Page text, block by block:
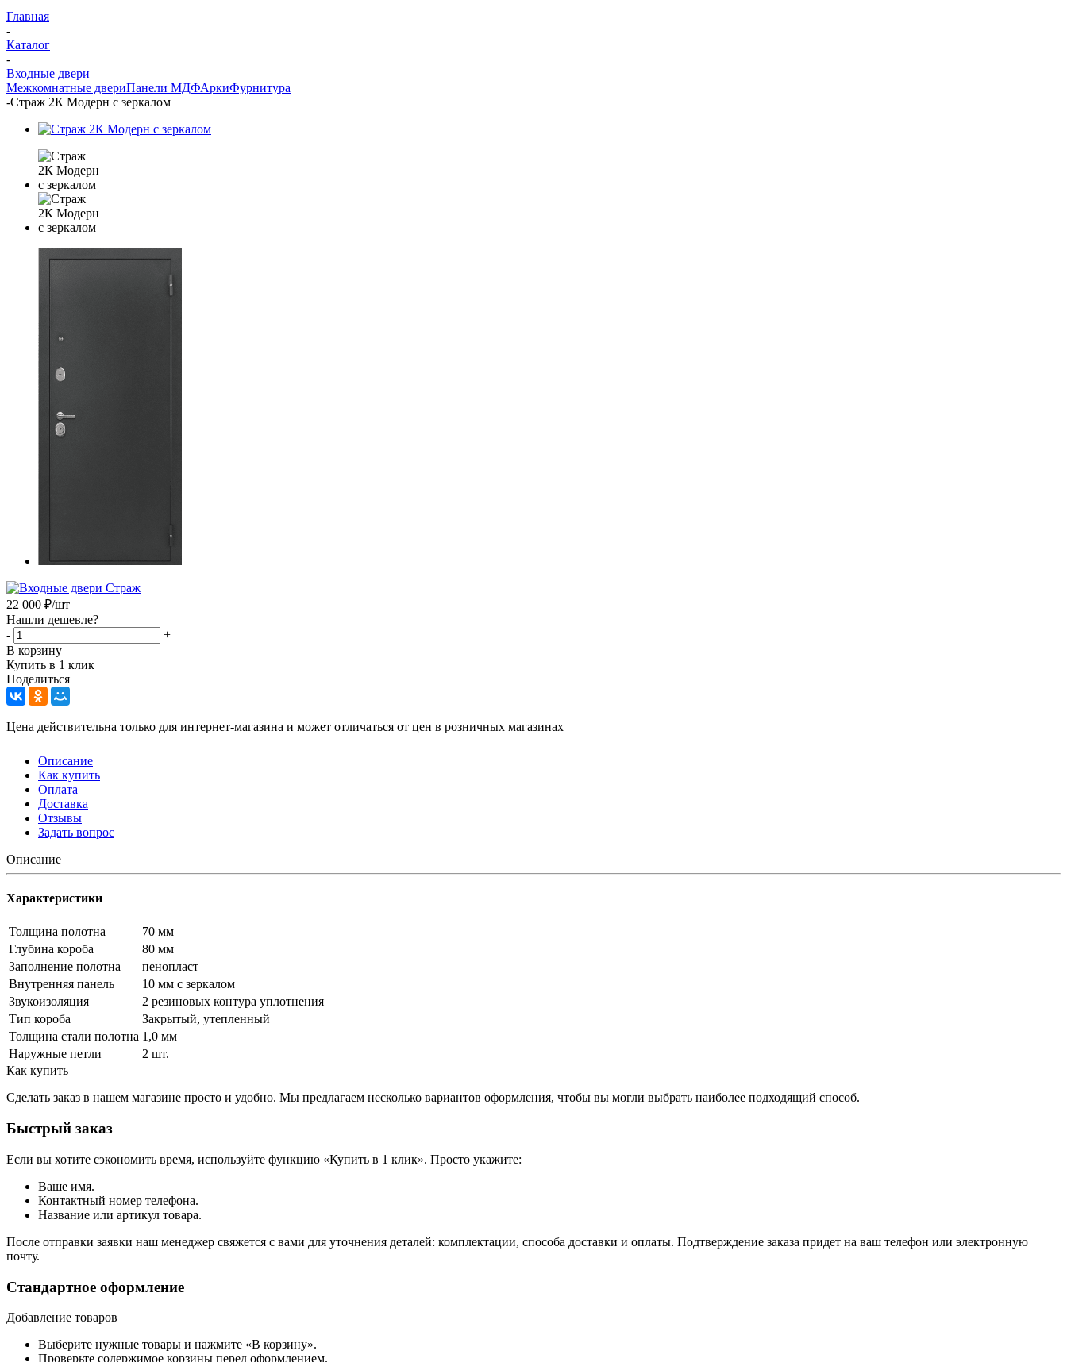
Главная
-
Каталог
-
Входные двери
Межкомнатные двериПанели МДФАркиФурнитура
-Страж 2К Модерн с зеркалом
22 000 ₽/шт
Нашли дешевле?
-
+
В корзину
Купить в 1 клик
Поделиться
Цена действительна только для интернет-магазина и может отличаться от цен в розничных магазинах
Описание
Как купить
Оплата
Доставка
Отзывы
Задать вопрос
Описание
Характеристики
Толщина полотна
70 мм
Глубина короба
80 мм
Заполнение полотна
пенопласт
Внутренняя панель
10 мм с зеркалом
Звукоизоляция
2 резиновых контура уплотнения
Тип короба
Закрытый, утепленный
Толщина стали полотна 1,0 мм
Наружные петли
2 шт.
Как купить
Сделать заказ в нашем магазине просто и удобно. Мы предлагаем несколько вариантов оформления, чтобы вы могли выбрать наиболее подходящий способ.
Быстрый заказ
Если вы хотите сэкономить время, используйте функцию «Купить в 1 клик». Просто укажите:
Ваше имя.
Контактный номер телефона.
Название или артикул товара.
После отправки заявки наш менеджер свяжется с вами для уточнения деталей: комплектации, способа доставки и оплаты. Подтверждение заказа придет на ваш телефон или электронную
почту.
Стандартное оформление
Добавление товаров
Выберите нужные товары и нажмите «В корзину».
Проверьте содержимое корзины перед оформлением.